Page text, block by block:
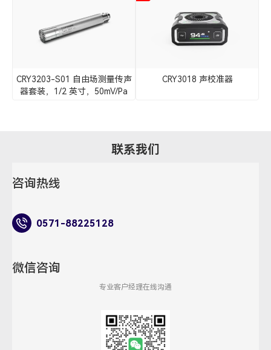
CRY3203-S01 自由场测量传声
器套装，1/2 英寸，50mV/Pa
CRY3018 声校准器
联系我们
咨询热线
0571-88225128
微信咨询
专业客户经理在线沟通